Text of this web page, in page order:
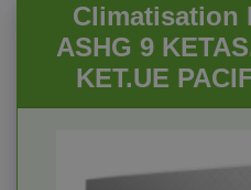
Climatisation
ASHG 9
KET.UE